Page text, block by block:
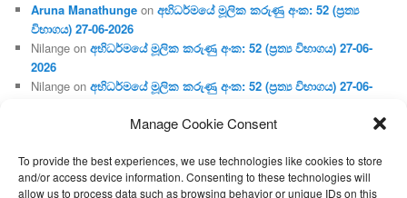
Manage Cookie Consent
To provide the best experiences, we use technologies like cookies to store
and/or access device information. Consenting to these technologies will
allow us to process data such as browsing behavior or unique IDs on this
Aruna Manathunge onඅභිධර්මයේ මූලික කරුණු අංක: 52 (ප්‍ර‍ත්‍ය
විභාගය) 27-06-2026
Nilange onඅභිධර්මයේ මූලික කරුණු අංක: 52 (ප්‍ර‍ත්‍ය විභාගය) 27-06-
2026
Nilange onඅභිධර්මයේ මූලික කරුණු අංක: 52 (ප්‍ර‍ත්‍ය විභාගය) 27-06-
Aruna Manathungeonඅභිධර්මයේ මූලික කරුණු අංක: 46 (හෘදය,
Gunaratneonඅභිධර්මයේ මූලික කරුණු අංක: 46 (හෘදය, ජීවිත,
ආහාර රූප) 02-05-2026